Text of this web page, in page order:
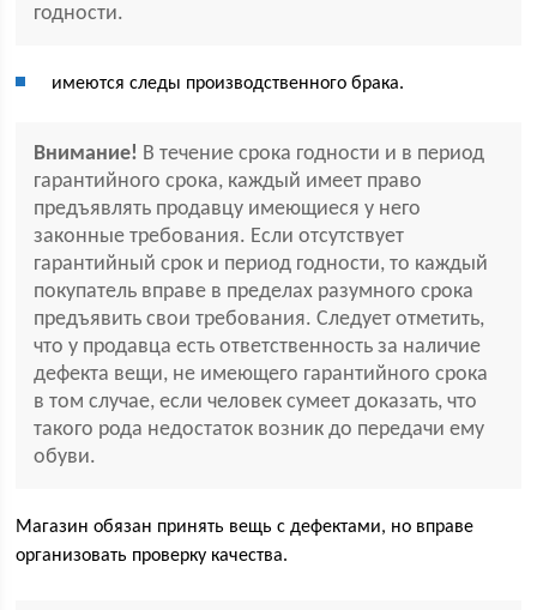
годности.
имеются следы производственного брака.
Внимание! В течение срока годности и в период
гарантийного срока, каждый имеет право
предъявлять продавцу имеющиеся у него
законные требования. Если отсутствует
гарантийный срок и период годности, то каждый
покупатель вправе в пределах разумного срока
предъявить свои требования. Следует отметить,
что у продавца есть ответственность за наличие
дефекта вещи, не имеющего гарантийного срока
в том случае, если человек сумеет доказать, что
такого рода недостаток возник до передачи ему
обуви.
Магазин обязан принять вещь с дефектами, но вправе
организовать проверку качества.